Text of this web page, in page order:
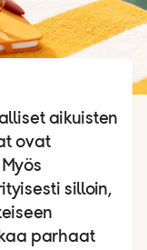
aikuisten
ovat
silloin,
parhaat